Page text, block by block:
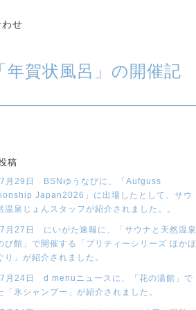
せ
賀状風呂」の開催記
稿
月29日 BSNゆうなびに、「Aufguss
Japan2026」に出場したとして、サウ
温泉じょんスタッフが紹介されました。。
月27日 にいがた速報に、「サウナと天然温泉
び館」で開催する「プリティーシリーズ ほかほ
り」が紹介されました。
月24日 d menuニュースに、「花の湯館」で
「氷シャンプー」が紹介されました。